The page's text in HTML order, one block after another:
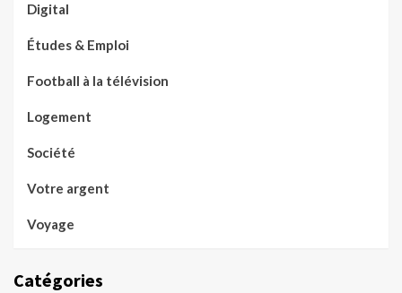
Digital
Études & Emploi
Football à la télévision
Logement
Société
Votre argent
Voyage
Catégories